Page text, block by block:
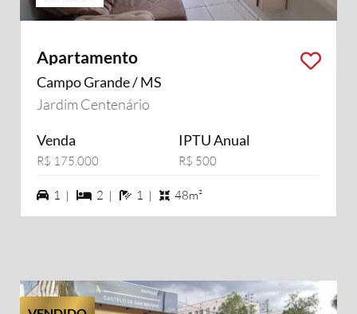
Apartamento
Campo Grande / MS
Jardim Centenário
Venda
R$ 175.000
IPTU Anual
R$ 500
1 vagas na garagem
1 | 2 dormiórios
2 | 1 banheiros
1 | 48m²